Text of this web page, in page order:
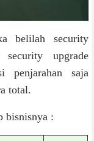
belilah security
upgrade
penjarahan saja
total.
bisnisnya :